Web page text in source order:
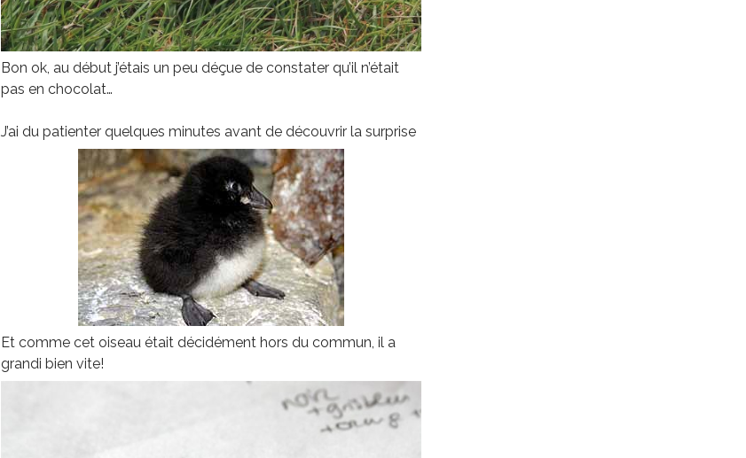
Bon ok, au début j’étais un peu déçue de constater qu’il n’était
pas en chocolat…
J’ai du patienter quelques minutes avant de découvrir la surprise
Et comme cet oiseau était décidément hors du commun, il a
grandi bien vite!